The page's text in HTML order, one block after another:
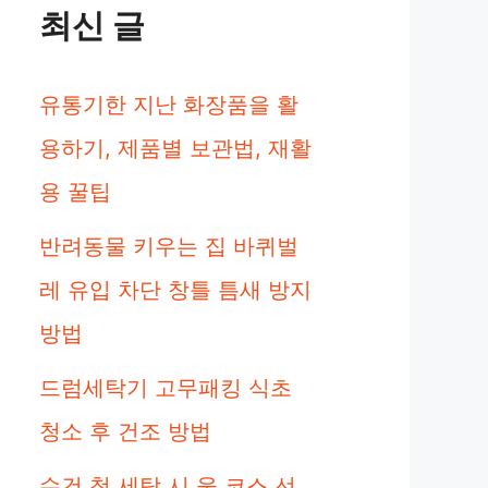
최신 글
유통기한 지난 화장품을 활
용하기, 제품별 보관법, 재활
용 꿀팁
반려동물 키우는 집 바퀴벌
레 유입 차단 창틀 틈새 방지
방법
드럼세탁기 고무패킹 식초
청소 후 건조 방법